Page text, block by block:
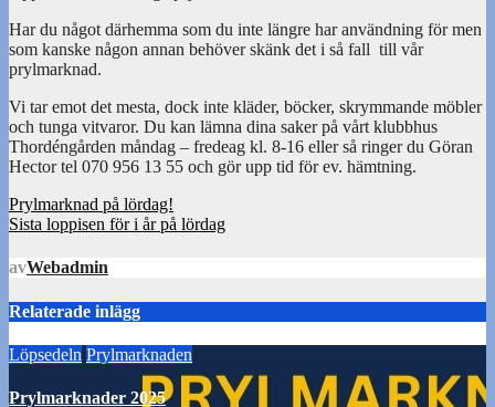
Har du något därhemma som du inte längre har användning för men
som kanske någon annan behöver skänk det i så fall till vår
prylmarknad.
Vi tar emot det mesta, dock inte kläder, böcker, skrymmande möbler
och tunga vitvaror. Du kan lämna dina saker på vårt klubbhus
Thordéngården måndag – fredeag kl. 8-16 eller så ringer du Göran
Hector tel 070 956 13 55 och gör upp tid för ev. hämtning.
Inläggsnavigering
Prylmarknad på lördag!
Sista loppisen för i år på lördag
avWebadmin
Relaterade inlägg
Löpsedeln Prylmarknaden
Prylmarknader 2025